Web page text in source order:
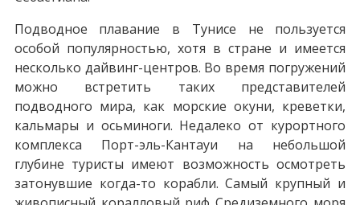
Подводное плавание в Тунисе не пользуется
особой популярностью, хотя в стране и имеется
несколько дайвинг-центров. Во время погружений
можно встретить таких представителей
подводного мира, как морские окуни, креветки,
кальмары и осьминоги. Недалеко от курортного
комплекса Порт-эль-Кантауи на небольшой
глубине туристы имеют возможность осмотреть
затонувшие когда-то корабли. Самый крупный и